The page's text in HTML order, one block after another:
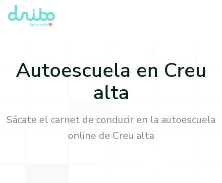
Autoescuela en Creu
alta
Sácate el carnet de conducir en la autoescuela
online de Creu alta